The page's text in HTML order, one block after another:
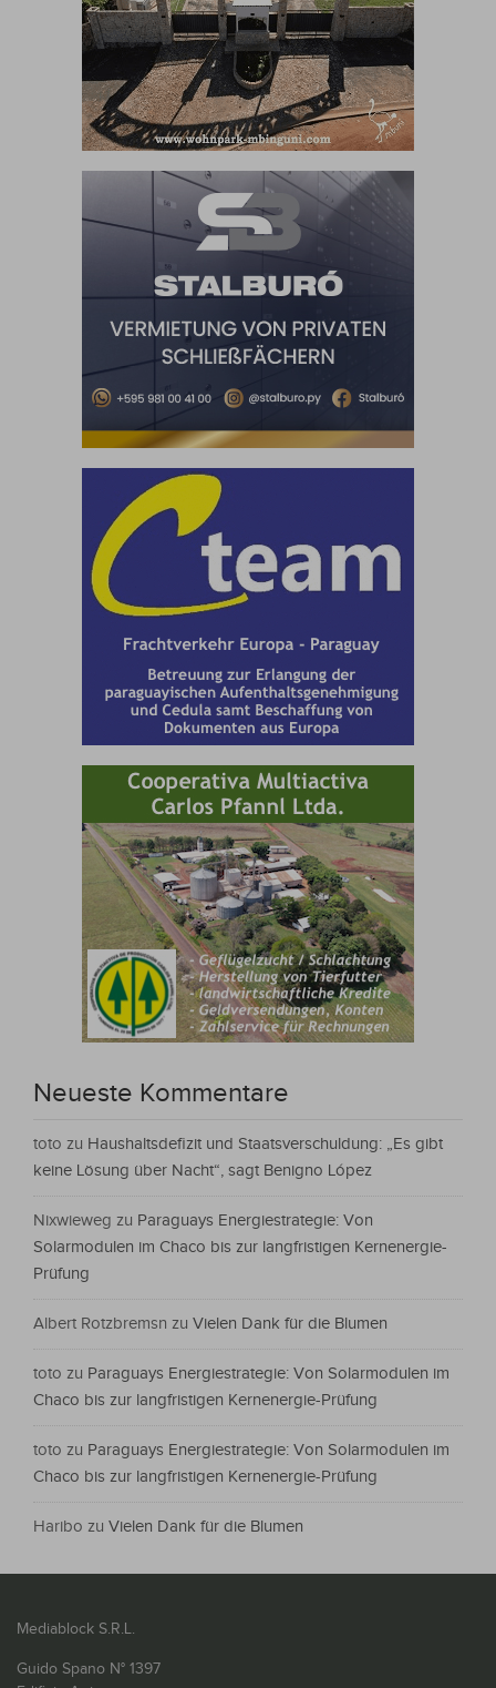
Neueste Kommentare
toto zu Haushaltsdefizit und Staatsverschuldung: „Es gibt
keine Lösung über Nacht“, sagt Benigno López
Nixwieweg zu Paraguays Energiestrategie: Von
Solarmodulen im Chaco bis zur langfristigen Kernenergie-
Prüfung
Albert Rotzbremsn zu Vielen Dank für die Blumen
toto zu Paraguays Energiestrategie: Von Solarmodulen im
Chaco bis zur langfristigen Kernenergie-Prüfung
toto zu Paraguays Energiestrategie: Von Solarmodulen im
Chaco bis zur langfristigen Kernenergie-Prüfung
Haribo zu Vielen Dank für die Blumen
Mediablock S.R.L.
Guido Spano N° 1397